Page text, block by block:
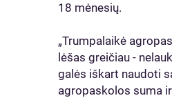
18 mėnesių.
„Trumpalaikė
lėšas greičiau -
galės iškart naudoti
agropaskolos suma